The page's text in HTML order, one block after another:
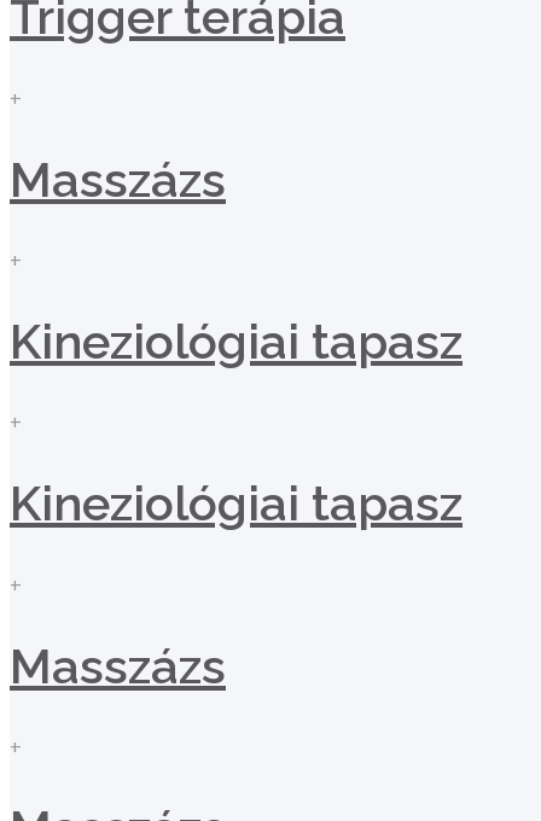
Trigger terápia
+
Masszázs
+
Kineziológiai tapasz
+
Kineziológiai tapasz
+
Masszázs
+